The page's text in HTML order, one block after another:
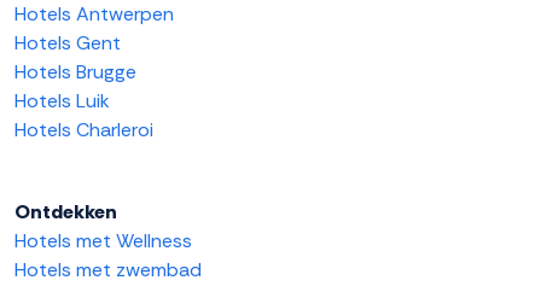
Hotels Antwerpen
Hotels Gent
Hotels Brugge
Hotels Luik
Hotels Charleroi
Ontdekken
Hotels met Wellness
Hotels met zwembad